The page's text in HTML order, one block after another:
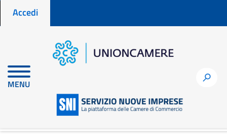
Menu profilo utente
Accedi
MENU
h
Home
COMPETENZE PER LE IMPRESE: ORIENTARE E FORMARE I
GIOVANI PER IL MONDO DEL LAVORO